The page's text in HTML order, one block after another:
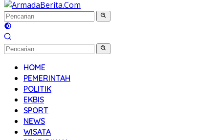
HOME
PEMERINTAH
POLITIK
EKBIS
SPORT
NEWS
WISATA